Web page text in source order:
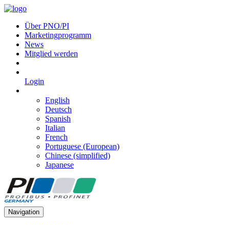
Über PNO/PI
Marketingprogramm
News
Mitglied werden
Login
English
Deutsch
Spanish
Italian
French
Portuguese (European)
Chinese (simplified)
Japanese
Navigation